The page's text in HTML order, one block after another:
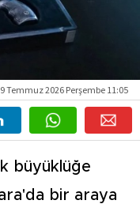
9 Temmuz 2026 Perşembe 11:05
büyüklüğe
bir araya